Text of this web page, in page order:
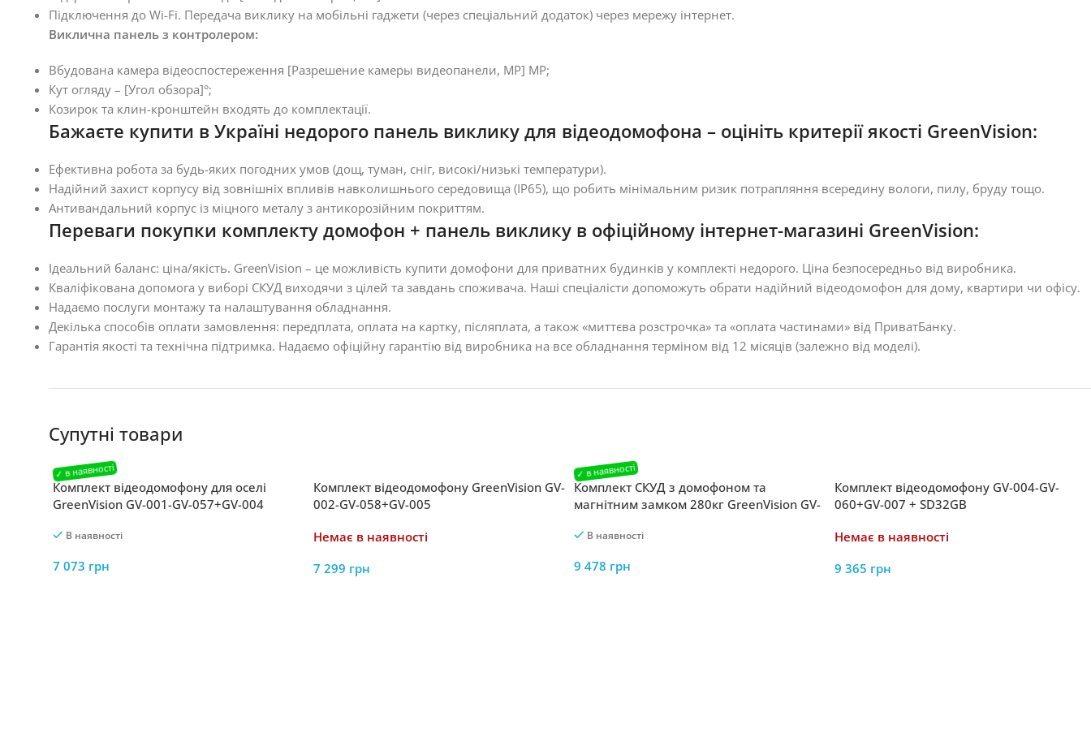
Підключення до Wi-Fi. Передача виклику на мобільні гаджети (через спеціальний додаток) через мережу інтернет.
Виклична панель з контролером:
Вбудована камера відеоспостереження [Разрешение камеры видеопанели, MP] MP;
Кут огляду – [Угол обзора]°;
Козирок та клин-кронштейн входять до комплектації.
Бажаєте купити в Україні недорого панель виклику для відеодомофона – оцініть критерії якості GreenVision:
Ефективна робота за будь-яких погодних умов (дощ, туман, сніг, високі/низькі температури).
Надійний захист корпусу від зовнішніх впливів навколишнього середовища (IP65), що робить мінімальним ризик потрапляння всередину вологи, пилу, бруду тощо.
Антивандальний корпус із міцного металу з антикорозійним покриттям.
Переваги покупки комплекту домофон + панель виклику в офіційному інтернет-магазині GreenVision:
Ідеальний баланс: ціна/якість. GreenVision – це можливість купити домофони для приватних будинків у комплекті недорого. Ціна безпосередньо від виробника.
Кваліфікована допомога у виборі СКУД виходячи з цілей та завдань споживача. Наші спеціалісти допоможуть обрати надійний відеодомофон для дому, квартири чи офісу.
Надаємо послуги монтажу та налаштування обладнання.
Декілька способів оплати замовлення: передплата, оплата на картку, післяплата, а також «миттєва розстрочка» та «оплата частинами» від ПриватБанку.
Гарантія якості та технічна підтримка. Надаємо офіційну гарантію від виробника на все обладнання терміном від 12 місяців (залежно від моделі).
Супутні товари
Комплект відеодомофону для оселі
GreenVision GV-001-GV-057+GV-004
В наявності
7 073 грн
Комплект відеодомофону GreenVision GV-
002-GV-058+GV-005
Немає в наявності
7 299 грн
Комплект СКУД з домофоном та
магнітним замком 280кг GreenVision GV-
В наявності
9 478 грн
Комплект відеодомофону GV-004-GV-
060+GV-007 + SD32GB
Немає в наявності
9 365 грн